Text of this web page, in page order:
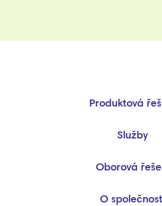
Produktová
Služby
Oborová
O